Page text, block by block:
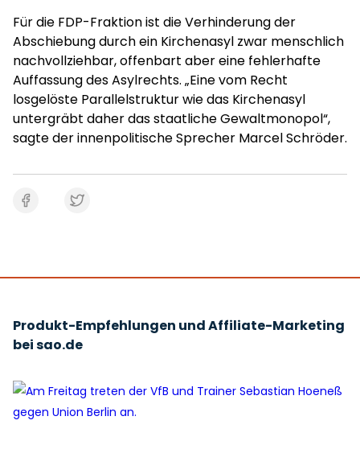
Für die FDP-Fraktion ist die Verhinderung der
Abschiebung durch ein Kirchenasyl zwar menschlich
nachvollziehbar, offenbart aber eine fehlerhafte
Auffassung des Asylrechts. „Eine vom Recht
losgelöste Parallelstruktur wie das Kirchenasyl
untergräbt daher das staatliche Gewaltmonopol“,
sagte der innenpolitische Sprecher Marcel Schröder.
Produkt-Empfehlungen und Affiliate-Marketing
bei sao.de